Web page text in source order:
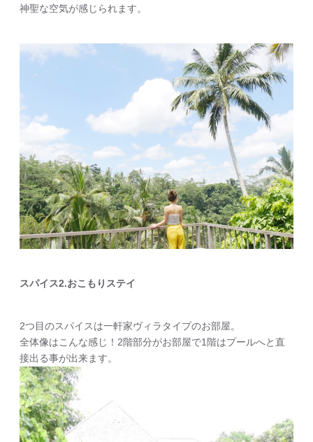
神聖な空気が感じられます。
スパイス2.おこもりステイ
2つ目のスパイスは一軒家ヴィラタイプのお部屋。
全体像はこんな感じ！2階部分がお部屋で1階はプールへと直
接出る事が出来ます。